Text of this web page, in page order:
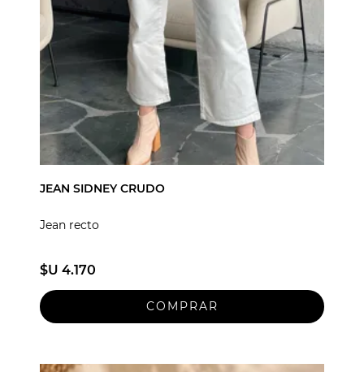
JEAN SIDNEY CRUDO
Jean recto
$U 4.170